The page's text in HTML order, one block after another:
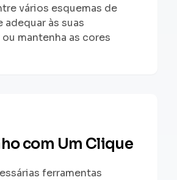
vários esquemas de
adequar às suas
mantenha as cores
com Um Clique
ferramentas